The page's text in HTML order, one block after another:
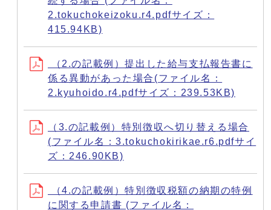
2.tokuchokeizoku.r4.pdfサイズ：
415.94KB)
（2.の記載例）提出した給与支払報告書に
係る異動があった場合(ファイル名：
2.kyuhoido.r4.pdfサイズ：239.53KB)
（3.の記載例）特別徴収へ切り替える場合
(ファイル名：3.tokuchokirikae.r6.pdfサイ
ズ：246.90KB)
（4.の記載例）特別徴収税額の納期の特例
に関する申請書 (ファイル名：